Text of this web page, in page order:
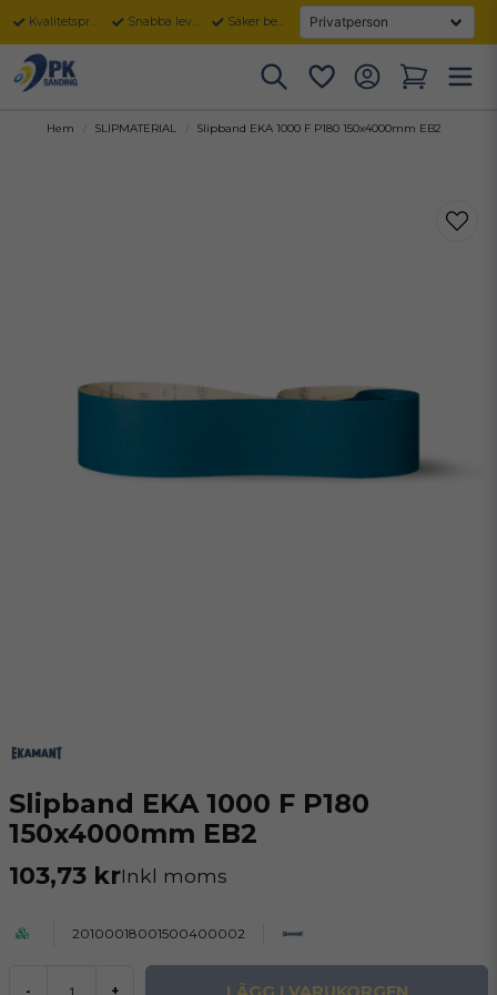
Kvalitetsprodukter Snabba leveranser Säker betalning
Hem SLIPMATERIAL Slipband EKA 1000 F P180 150x4000mm EB2
Slipband EKA 1000 F P180
150x4000mm EB2
103,73 krInkl moms
20100018001500400002
- +